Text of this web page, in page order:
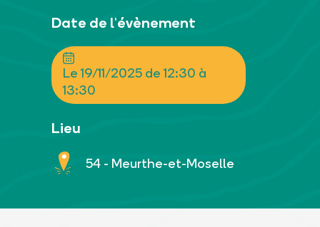
Date de l'évènement
Le 19/11/2025 de 12:30 à
13:30
Lieu
54 - Meurthe-et-Moselle